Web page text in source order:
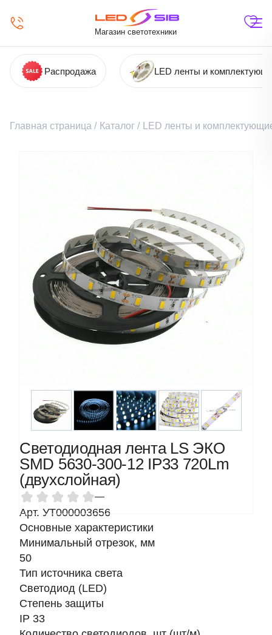
Магазин светотехники
Распродажа LED ленты и
Главная страница / Каталог / LED ленты и
Светодиодная лента LS ЭКО
SMD 5630-300-12 IP33 720Lm
(двухслойная)
—
Арт. УТ000003656
Основные характеристики
Минимальный отрезок, мм
50
Тип источника света
Светодиод (LED)
Степень защиты
IP 33